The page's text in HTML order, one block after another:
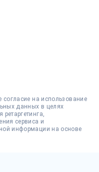
на использование
данных в целях
сервиса и
информации на основе